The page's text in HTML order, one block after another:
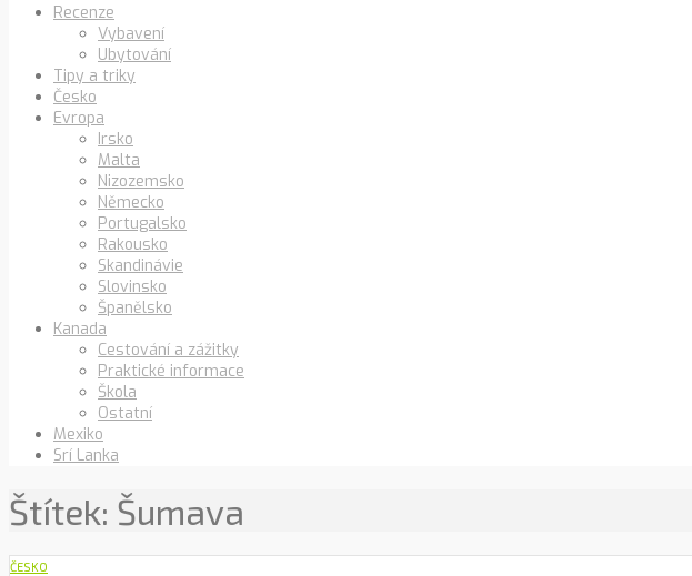
Recenze
Vybavení
Ubytování
Tipy a triky
Česko
Evropa
Irsko
Malta
Nizozemsko
Německo
Portugalsko
Rakousko
Skandinávie
Slovinsko
Španělsko
Kanada
Cestování a zážitky
Praktické informace
Škola
Ostatní
Mexiko
Srí Lanka
Štítek: Šumava
ČESKO